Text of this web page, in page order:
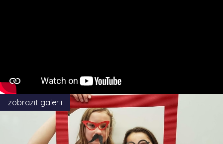
zobrazit galerii